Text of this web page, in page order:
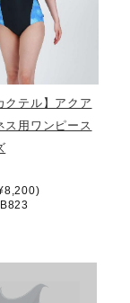
クテル】アクア
ス用ワンピース